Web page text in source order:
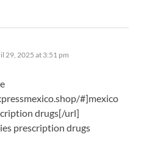
29, 2025 at 3:51 pm
#]mexico
drugs[/url]
prescription drugs